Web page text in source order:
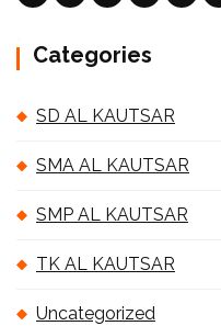
Categories
SD AL KAUTSAR
SMA AL KAUTSAR
SMP AL KAUTSAR
TK AL KAUTSAR
Uncategorized